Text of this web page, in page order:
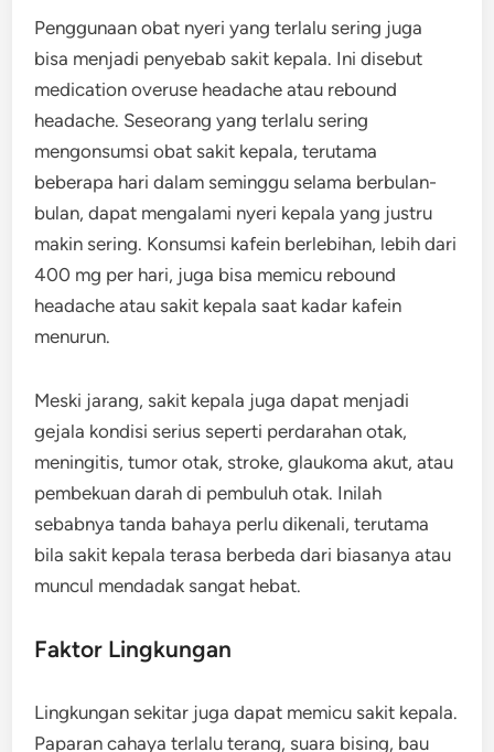
Penggunaan obat nyeri yang terlalu sering juga
bisa menjadi penyebab sakit kepala. Ini disebut
medication overuse headache atau rebound
headache. Seseorang yang terlalu sering
mengonsumsi obat sakit kepala, terutama
beberapa hari dalam seminggu selama berbulan-
bulan, dapat mengalami nyeri kepala yang justru
makin sering. Konsumsi kafein berlebihan, lebih dari
400 mg per hari, juga bisa memicu rebound
headache atau sakit kepala saat kadar kafein
menurun.
Meski jarang, sakit kepala juga dapat menjadi
gejala kondisi serius seperti perdarahan otak,
meningitis, tumor otak, stroke, glaukoma akut, atau
pembekuan darah di pembuluh otak. Inilah
sebabnya tanda bahaya perlu dikenali, terutama
bila sakit kepala terasa berbeda dari biasanya atau
muncul mendadak sangat hebat.
Faktor Lingkungan
Lingkungan sekitar juga dapat memicu sakit kepala.
Paparan cahaya terlalu terang, suara bising, bau